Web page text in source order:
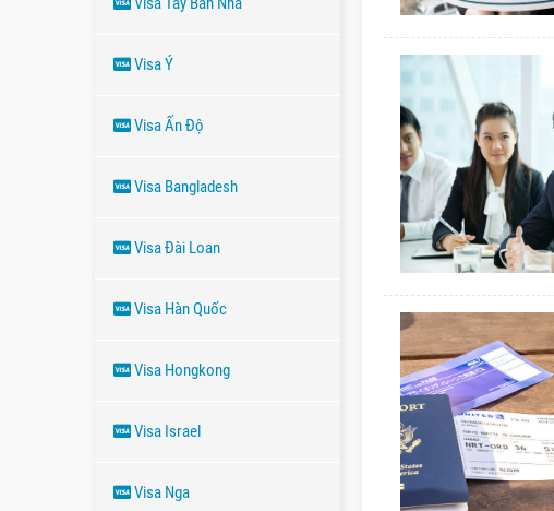
Visa Ý
Visa Ấn Độ
Visa Bangladesh
Visa Đài Loan
Visa Hàn Quốc
Visa Hongkong
Visa Israel
Visa Nga